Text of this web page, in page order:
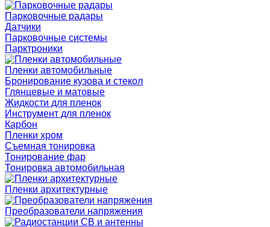
Парковочные радары
Датчики
Парковочные системы
Парктроники
Пленки автомобильные
Бронирование кузова и стекол
Глянцевые и матовые
Жидкости для пленок
Инструмент для пленок
Карбон
Пленки хром
Съемная тонировка
Тонирование фар
Тонировка автомобильная
Пленки архитектурные
Преобразователи напряжения